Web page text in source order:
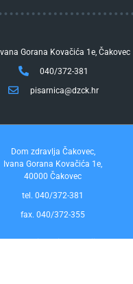
Gorana Kovačića 1e, Čakovec
040/372-381
pisarnica@dzck.hr
Dom zdravlja Čakovec,
Ivana Gorana Kovačića 1e,
40000 Čakovec
tel. 040/372-381
fax. 040/372-355
na pristup informacijama